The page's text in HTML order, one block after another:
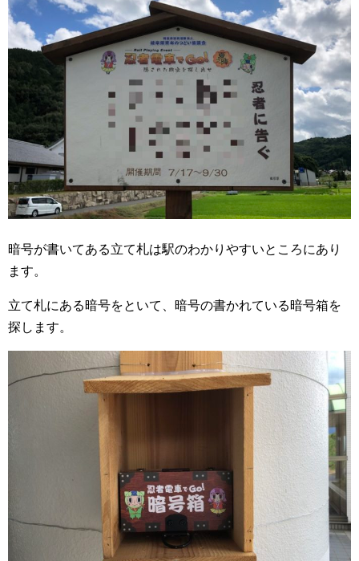
暗号が書いてある立て札は駅のわかりやすいところにあり
ます。
立て札にある暗号をといて、暗号の書かれている暗号箱を
探します。